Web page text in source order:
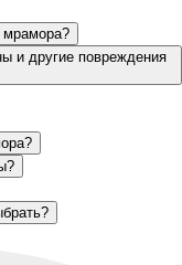
мрамора?
и другие повреждения